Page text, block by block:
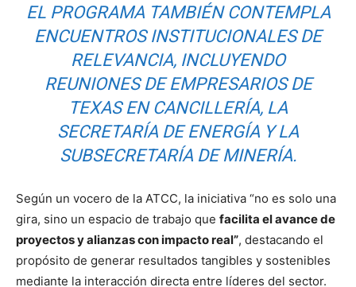
EL PROGRAMA TAMBIÉN CONTEMPLA
ENCUENTROS INSTITUCIONALES DE
RELEVANCIA, INCLUYENDO
REUNIONES DE EMPRESARIOS DE
TEXAS EN CANCILLERÍA, LA
SECRETARÍA DE ENERGÍA Y LA
SUBSECRETARÍA DE MINERÍA.
Según un vocero de la ATCC, la iniciativa “no es solo una
gira, sino un espacio de trabajo que facilita el avance de
proyectos y alianzas con impacto real”, destacando el
propósito de generar resultados tangibles y sostenibles
mediante la interacción directa entre líderes del sector.